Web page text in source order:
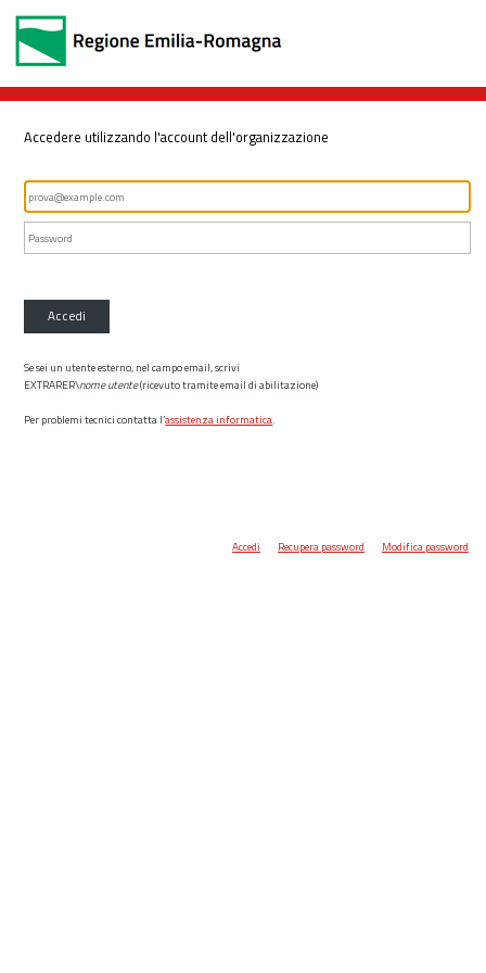
Accedere utilizzando l'account dell'organizzazione
Accedi
Se sei un utente esterno, nel campo email, scrivi
EXTRARER\nome utente(ricevuto tramite email di abilitazione)
Per problemi tecnici contatta l’assistenza informatica.
Accedi Recupera password Modifica password